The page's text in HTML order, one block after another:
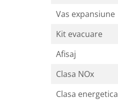
Vas expansiune
Kit evacuare
Afisaj
Clasa NOx
Clasa energetica